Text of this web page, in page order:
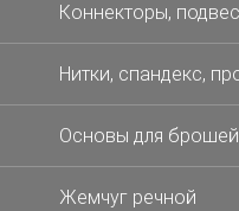
Коннекторы,
Нитки, спандекс,
Основы для брошей
Жемчуг речной